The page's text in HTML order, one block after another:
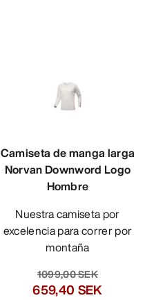
Camiseta de manga larga
Norvan Downword Logo
Hombre
Nuestra camiseta por
excelencia para correr por
montaña
1099,00 SEK
659,40 SEK